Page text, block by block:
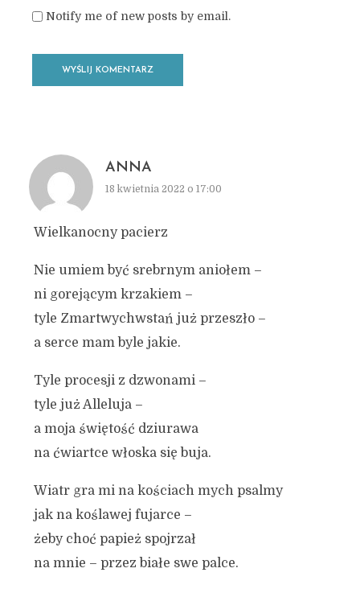
Notify me of new posts by email.
ANNA
18 kwietnia 2022 o 17:00
Wielkanocny pacierz
Nie umiem być srebrnym aniołem –
ni gorejącym krzakiem –
tyle Zmartwychwstań już przeszło –
a serce mam byle jakie.
Tyle procesji z dzwonami –
tyle już Alleluja –
a moja świętość dziurawa
na ćwiartce włoska się buja.
Wiatr gra mi na kościach mych psalmy
jak na koślawej fujarce –
żeby choć papież spojrzał
na mnie – przez białe swe palce.